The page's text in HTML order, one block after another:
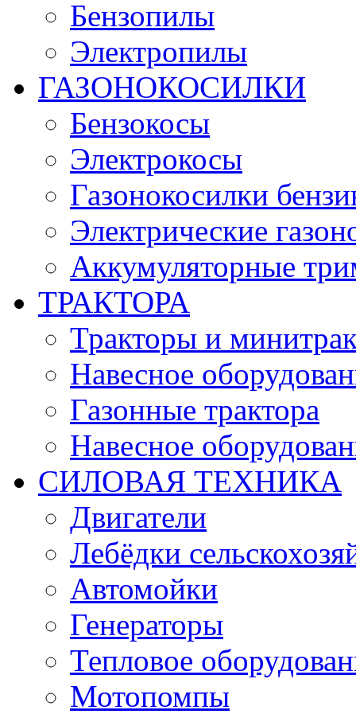
Бензопилы
Электропилы
ГАЗОНОКОСИЛКИ
Бензокосы
Электрокосы
Газонокосилки
Электрические
Аккумуляторные
ТРАКТОРА
Тракторы и
Навесное
Газонные трактора
Навесное
СИЛОВАЯ ТЕХНИКА
Двигатели
Лебёдки
Автомойки
Генераторы
Тепловое
Мотопомпы